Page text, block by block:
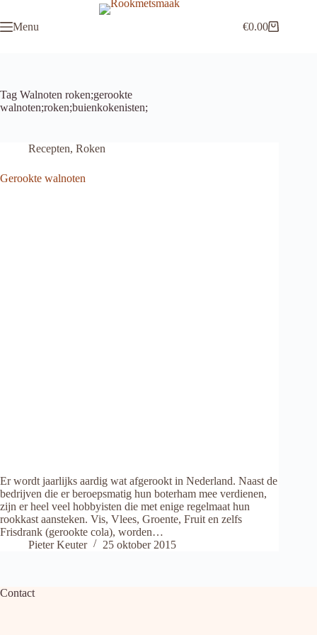
de Menu Winkelwagen
€0.00
Tag Walnoten roken;gerookte
walnoten;roken;buienkokenisten;
Recepten, Roken
Gerookte walnoten
Er wordt jaarlijks aardig wat afgerookt in Nederland. Naast de
bedrijven die er beroepsmatig hun boterham mee verdienen,
zijn er heel veel hobbyisten die met enige regelmaat hun
rookkast aansteken. Vis, Vlees, Groente, Fruit en zelfs
Frisdrank (gerookte cola), worden…
Pieter Keuter
25 oktober 2015
Contact